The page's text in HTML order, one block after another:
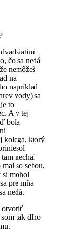
čo sa nedá
nemôžeš
na
napríklad
vody) sa
to
A v tej
bola
kolega, ktorý
nechal
so sebou,
si mohol
pre mňa
nedá.
otvoriť
tak dlho